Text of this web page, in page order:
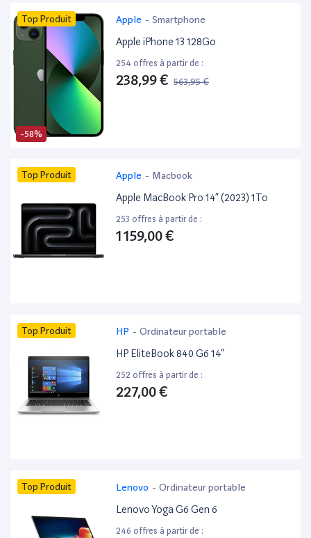
-58%
Top Produit Apple - Smartphone
Apple iPhone 13 128Go
254 offres à partir de :
238,99 € 563,95 €
Top Produit Apple - Macbook
Apple MacBook Pro 14” (2023) 1To
253 offres à partir de :
1 159,00 €
Top Produit HP - Ordinateur portable
HP EliteBook 840 G6 14”
252 offres à partir de :
227,00 €
Top Produit Lenovo - Ordinateur portable
Lenovo Yoga G6 Gen 6
246 offres à partir de :